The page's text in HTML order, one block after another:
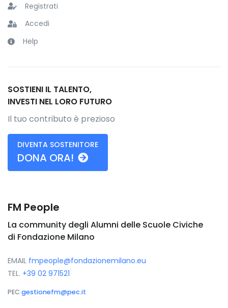
Registrati
Accedi
Help
SOSTIENI IL TALENTO,
INVESTI NEL LORO FUTURO
Il tuo contributo è prezioso
DIVENTA SOSTENITORE
DONA ORA!
FM People
La community degli Alumni delle Scuole Civiche
di Fondazione Milano
EMAIL fmpeople@fondazionemilano.eu
TEL. +39 02 971521
PEC gestionefm@pec.it